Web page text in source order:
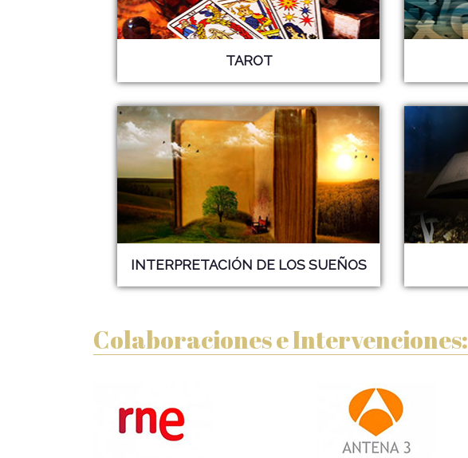
TAROT
INTERPRETACIÓN DE LOS SUEÑOS
Colaboraciones e Intervenciones: